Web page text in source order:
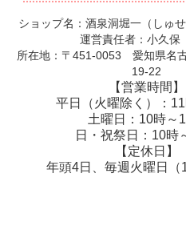
ショップ名：酒泉洞堀一（しゅ
運営責任者：小久
所在地：〒451-0053 愛知県名
19-22
【営業時間】
平日（火曜除く）：
土曜日：10時～
日・祝祭日：10時
【定休日】
年頭4日、毎週火曜日（